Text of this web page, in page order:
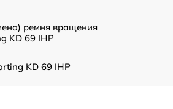
ремня вращения
KD 69 IHP
KD 69 IHP